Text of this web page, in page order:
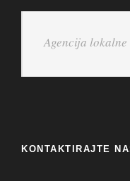
Agencija
KONTAKTIRAJTE